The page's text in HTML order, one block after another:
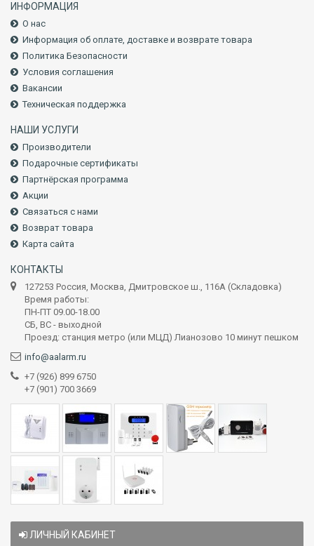
ИНФОРМАЦИЯ
О нас
Информация об оплате, доставке и возврате товара
Политика Безопасности
Условия соглашения
Вакансии
Техническая поддержка
НАШИ УСЛУГИ
Производители
Подарочные сертификаты
Партнёрская программа
Акции
Связаться с нами
Возврат товара
Карта сайта
КОНТАКТЫ
127253 Россия, Москва, Дмитровское ш., 116А (Складовка)
Время работы:
ПН-ПТ 09.00-18.00
СБ, ВС - выходной
Проезд: станция метро (или МЦД) Лианозово 10 минут пешком
info@aalarm.ru
+7 (926) 899 6750
+7 (901) 700 3669
ЛИЧНЫЙ КАБИНЕТ